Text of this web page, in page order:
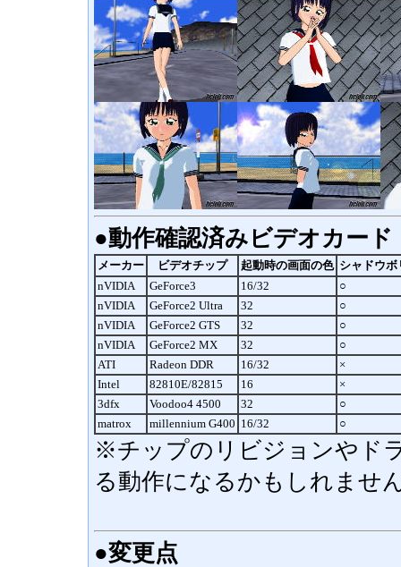
●動作確認済みビデオカード
メーカー ビデオチップ 起動時の画面の色 シャドウボ
nVIDIA
GeForce3 16/32
○
nVIDIA
GeForce2 Ultra 32
○
nVIDIA
GeForce2 GTS 32
○
nVIDIA
GeForce2 MX 32
○
ATI
Radeon DDR 16/32
×
Intel
82810E/82815 16
×
3dfx
Voodoo4 4500 32
○
matrox
millennium G400 16/32 ○
※チップのリビジョンやド
る動作になるかもしれませ
●変更点